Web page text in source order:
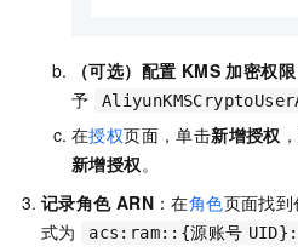
（可选）配置 KMS 加密权限
予
在授权页面，单击新增授权 ，
新增授权 。
记录角色 ARN ：在角色页面找到
式为
acs:ram::{源账号